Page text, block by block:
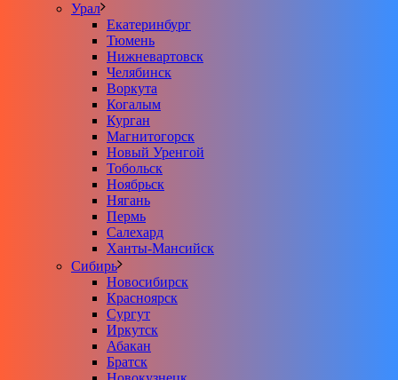
Урал
Екатеринбург
Тюмень
Нижневартовск
Челябинск
Воркута
Когалым
Курган
Магнитогорск
Новый Уренгой
Тобольск
Ноябрьск
Нягань
Пермь
Салехард
Ханты-Мансийск
Сибирь
Новосибирск
Красноярск
Сургут
Иркутск
Абакан
Братск